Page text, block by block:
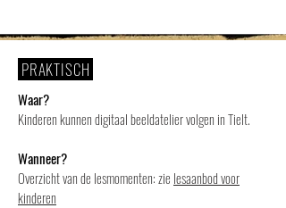
PRAKTISCH
Waar?
Kinderen kunnen digitaal beeldatelier volgen in Tielt.
Wanneer?
Overzicht van de lesmomenten: zie lesaanbod voor
kinderen